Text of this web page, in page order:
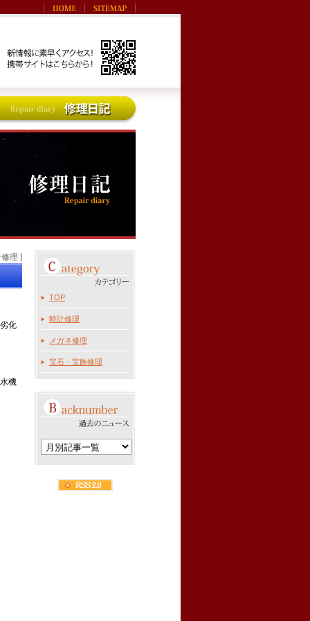
理 ]
化
機
TOP
時計修理
メガネ修理
宝石・宝飾修理